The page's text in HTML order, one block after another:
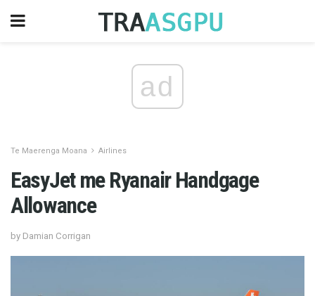
ad
Te Maerenga Moana Airlines
EasyJet me Ryanair Handgage
Allowance
by Damian Corrigan